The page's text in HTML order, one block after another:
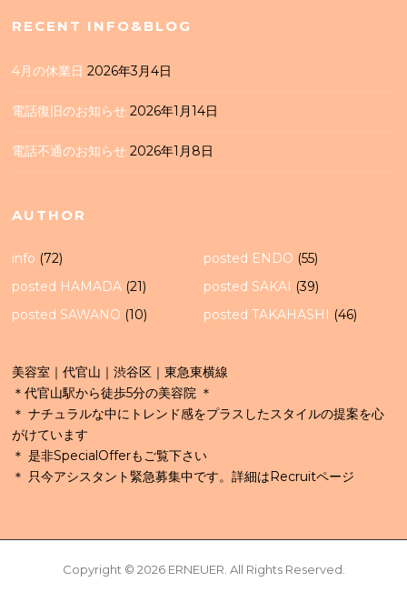
RECENT INFO&BLOG
4月の休業日 2026年3月4日
電話復旧のお知らせ 2026年1月14日
電話不通のお知らせ 2026年1月8日
AUTHOR
info (72) posted ENDO (55)
posted HAMADA (21) posted SAKAI (39)
posted SAWANO (10) posted TAKAHASHI (46)
美容室｜代官山｜渋谷区｜東急東横線
＊代官山駅から徒歩5分の美容院 ＊
＊ ナチュラルな中にトレンド感をプラスしたスタイルの提案を心
がけています
＊ 是非SpecialOfferもご覧下さい
＊ 只今アシスタント緊急募集中です。詳細はRecruitページ
Copyright © 2026 ERNEUER. All Rights Reserved.